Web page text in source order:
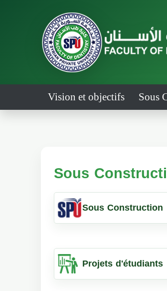
Vision et objectifs Sous
Sous
Sous Construction
Projets d'étudiants